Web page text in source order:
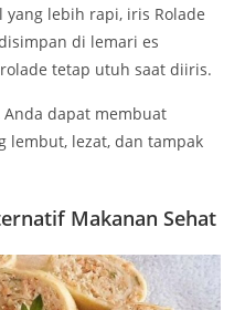
yang lebih rapi, iris Rolade
di lemari es
tetap utuh saat diiris.
dapat membuat
lembut, lezat, dan tampak
Makanan Sehat